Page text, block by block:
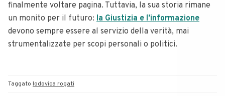
finalmente voltare pagina. Tuttavia, la sua storia rimane
un monito per il futuro: la Giustizia e l’informazione
devono sempre essere al servizio della verità, mai
strumentalizzate per scopi personali o politici.
Taggato lodovica rogati